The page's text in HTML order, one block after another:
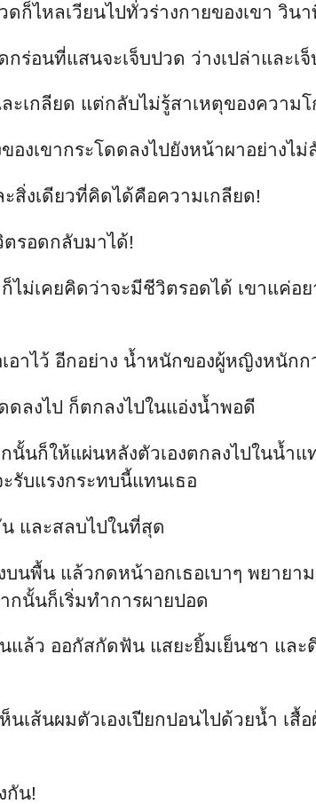
ก็ไหลเวียนไปทั่วร่างกายของเขา วิ
ร่อนที่แสนจะเจ็บปวด ว่างเปล่าและ
ละเกลียด แต่กลับไม่รู้สาเหตุของคว
งเขากระโดดลงไปยังหน้าผาอย่างไม่
ะสิ่งเดียวที่คิดได้คือความเกลียด!
รอดกลับมาได้!
ม่เคยคิดว่าจะมีชีวิตรอดได้ เขาแค่อ
อาไว้ อีกอย่าง น้ำหนักของผู้หญิงหนักก
ลงไป ก็ตกลงไปในแอ่งน้ำพอดี
นั้นก็ให้แผ่นหลังตัวเองตกลงไปในน้ำ
รับแรงกระทบนี้แทนเธอ
และสลบไปในที่สุด
บนพื้น แล้วกดหน้าอกเธอเบาๆ พยาย
กนั้นก็เริ่มทำการผายปอด
แล้ว ออกัสกัดฟัน แสยะยิ้มเย็นชา แล
นเส้นผมตัวเองเปียกปอนไปด้วยน้ำ
กัน!